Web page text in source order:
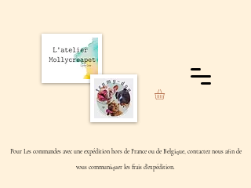
Pour Les commandes avec une expédition hors de France ou de Belgique, contactez nous afin de
vous communiquer les frais d'expédition.